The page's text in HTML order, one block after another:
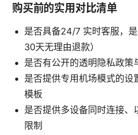
购买前的实用对比清单
是否具备24/7 实时客服，
30天无理由退款）
是否有公开的透明隐私政策
是否提供专用机场模式的设
模板
是否提供多设备同时连接、
限制